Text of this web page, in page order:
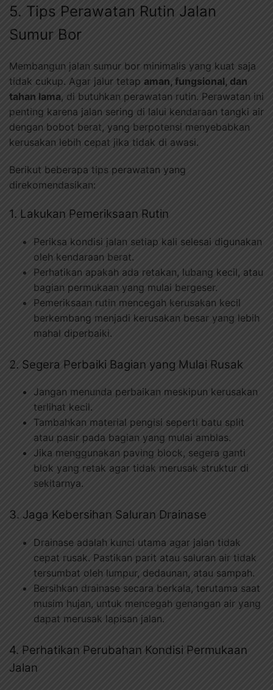
5. Tips Perawatan Rutin Jalan
Sumur Bor
Membangun jalan sumur bor minimalis yang kuat saja
tidak cukup. Agar jalur tetap aman, fungsional, dan
tahan lama, di butuhkan perawatan rutin. Perawatan ini
penting karena jalan sering di lalui kendaraan tangki air
dengan bobot berat, yang berpotensi menyebabkan
kerusakan lebih cepat jika tidak di awasi.
Berikut beberapa tips perawatan yang
direkomendasikan:
1. Lakukan Pemeriksaan Rutin
Periksa kondisi jalan setiap kali selesai digunakan
oleh kendaraan berat.
Perhatikan apakah ada retakan, lubang kecil, atau
bagian permukaan yang mulai bergeser.
Pemeriksaan rutin mencegah kerusakan kecil
berkembang menjadi kerusakan besar yang lebih
mahal diperbaiki.
2. Segera Perbaiki Bagian yang Mulai Rusak
Jangan menunda perbaikan meskipun kerusakan
terlihat kecil.
Tambahkan material pengisi seperti batu split
atau pasir pada bagian yang mulai amblas.
Jika menggunakan paving block, segera ganti
blok yang retak agar tidak merusak struktur di
sekitarnya.
3. Jaga Kebersihan Saluran Drainase
Drainase adalah kunci utama agar jalan tidak
cepat rusak. Pastikan parit atau saluran air tidak
tersumbat oleh lumpur, dedaunan, atau sampah.
Bersihkan drainase secara berkala, terutama saat
musim hujan, untuk mencegah genangan air yang
dapat merusak lapisan jalan.
4. Perhatikan Perubahan Kondisi Permukaan
Jalan